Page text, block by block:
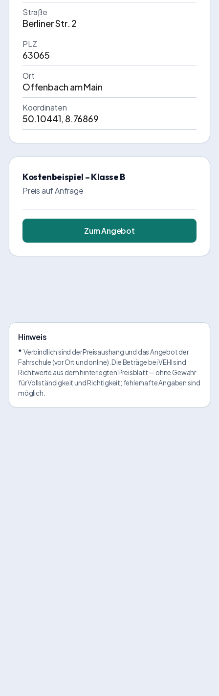
Straße
Berliner Str. 2
PLZ
63065
Ort
Offenbach am Main
Koordinaten
50.10441, 8.76869
Kostenbeispiel – Klasse B
Preis auf Anfrage
Zum Angebot
Hinweis
* Verbindlich sind der Preisaushang und das Angebot der
Fahrschule (vor Ort und online). Die Beträge bei VEHI sind
Richtwerte aus dem hinterlegten Preisblatt — ohne Gewähr
für Vollständigkeit und Richtigkeit; fehlerhafte Angaben sind
möglich.